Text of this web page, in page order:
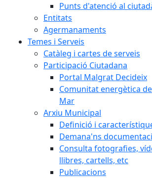
Punts d'atenció al
Entitats
Agermanaments
Temes i Serveis
Catàleg i cartes de serveis
Participació Ciutadana
Portal Malgrat Decideix
Comunitat energètica
Mar
Arxiu Municipal
Definició i
Demana'ns
Consulta fotografies,
llibres, cartells, etc
Publicacions